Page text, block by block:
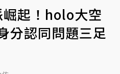
崛起！holo大空
分認同問題三足